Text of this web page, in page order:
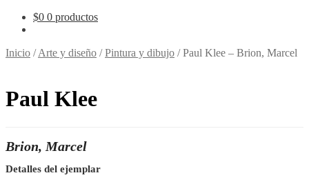
$0 0 productos
Inicio /Arte y diseño /Pintura y dibujo /Paul Klee – Brion, Marcel
Paul Klee
Brion, Marcel
Detalles del ejemplar